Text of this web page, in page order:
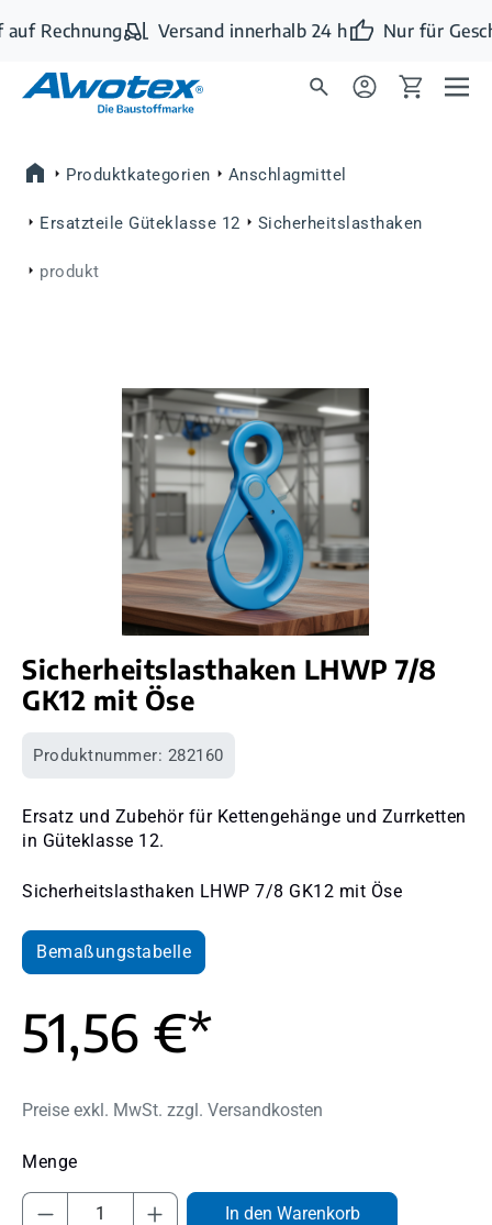
Zum Hauptinhalt springen
Rechnung Versand innerhalb 24 h Nur für
Produktkategorien Anschlagmittel
Ersatzteile Güteklasse 12 Sicherheitslasthaken
produkt
Bildergalerie überspringen
Sicherheitslasthaken LHWP 7/8
GK12 mit Öse
Produktnummer: 282160
Ersatz und Zubehör für Kettengehänge und Zurrketten
in Güteklasse 12.
Sicherheitslasthaken LHWP 7/8 GK12 mit Öse
Bemaßungstabelle
51,56 €*
Preise exkl. MwSt. zzgl. Versandkosten
Produkt Anzahl: Gib den gewünschten
In den Warenkorb